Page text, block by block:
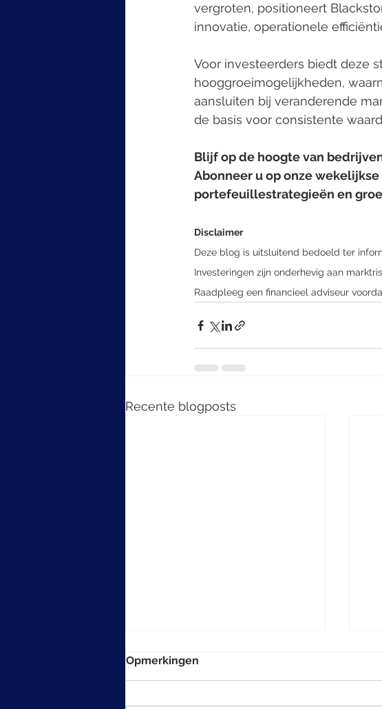
vergroten, positioneert
innovatie, operationele
Voor investeerders biedt deze
hooggroeimogelijkheden,
aansluiten bij veranderende
de basis voor consistente
Blijf op de hoogte van
Abonneer u op onze
portefeuillestrategieën en
Disclaimer
Deze blog is uitsluitend bedoeld ter
Investeringen zijn onderhevig aan
Raadpleeg een financieel adviseur
Recente blogposts
Opmerkingen